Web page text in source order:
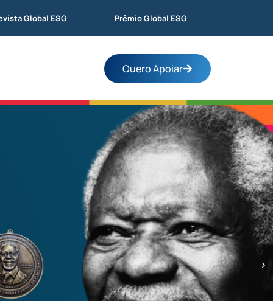
Global ESG Prêmio Global ESG
Quero Apoiar